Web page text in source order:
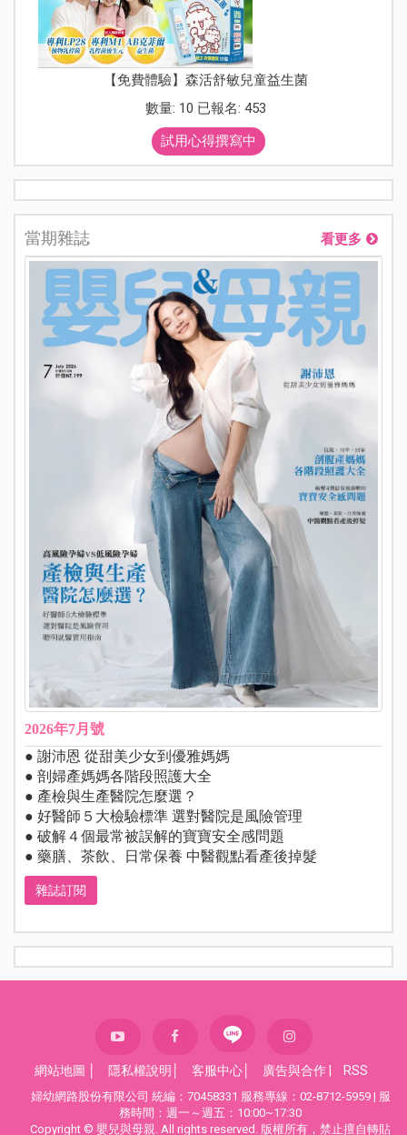
【免費體驗】森活舒敏兒童益生菌
數量: 10 已報名: 453
試用心得撰寫中
當期雜誌 看更多
2026年7月號
● 謝沛恩 從甜美少女到優雅媽媽
● 剖婦產媽媽各階段照護大全
● 產檢與生產醫院怎麼選？
● 好醫師５大檢驗標準 選對醫院是風險管理
● 破解４個最常被誤解的寶寶安全感問題
● 藥膳、茶飲、日常保養 中醫觀點看產後掉髮
雜誌訂閱
網站地圖 隱私權說明 客服中心 廣告與合作 RSS
婦幼網路股份有限公司 統編：70458331 服務專線：02-8712-5959 | 服
務時間：週一～週五：10:00~17:30
Copyright © 嬰兒與母親. All rights reserved. 版權所有，禁止擅自轉貼